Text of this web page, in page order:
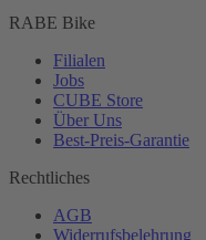
RABE Bike
Filialen
Jobs
CUBE Store
Über Uns
Best-Preis-Garantie
Rechtliches
AGB
Widerrufsbelehrung